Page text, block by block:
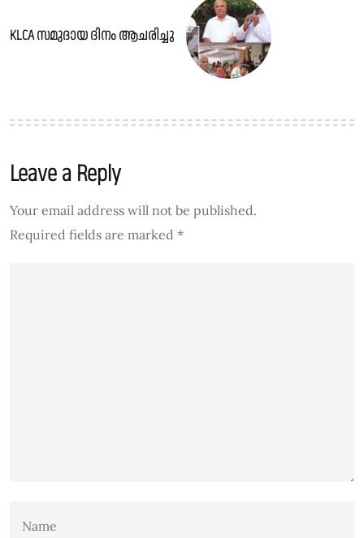
KLCA സമുദായ ദിനം ആചരിച്ചു
Leave a Reply
Your email address will not be published.
Required fields are marked *